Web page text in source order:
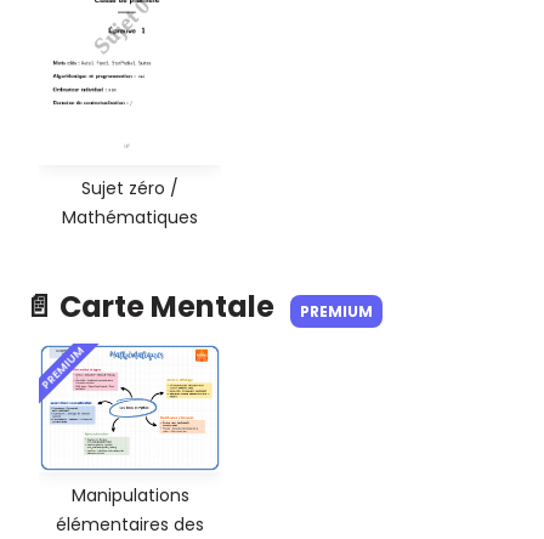
Sujet zéro /
Mathématiques
📄 Carte Mentale PREMIUM
PREMIUM
Manipulations
élémentaires des